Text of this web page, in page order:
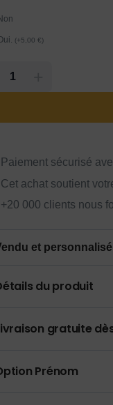
(+5,00 €)
Paiement sécurisé
Cet achat soutient
+20 000 clients nous
et
du produit
gratuite
Prénom